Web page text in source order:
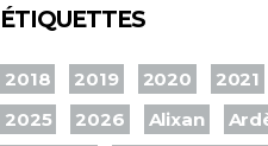
ÉTIQUETTES
2018 2019 2020 2021
2025
2026 Alixan